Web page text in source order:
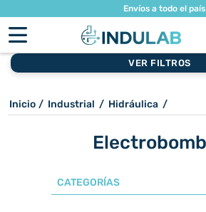
Envíos a todo el país
VER FILTROS
Inicio / Industrial / Hidráulica /
CATEGORÍAS